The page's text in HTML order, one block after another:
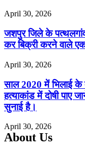
April 30, 2026
जशपुर जिले के
कर बिक्री करने वाले एक
April 30, 2026
साल 2020 में भिलाई के
हत्याकांड में दोषी पाए
सुनाई है।
April 30, 2026
About Us